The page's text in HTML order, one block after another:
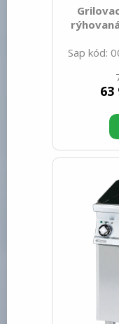
Sap kód:
netto
58.00
540
typ
Druh
butan
IPX5
63